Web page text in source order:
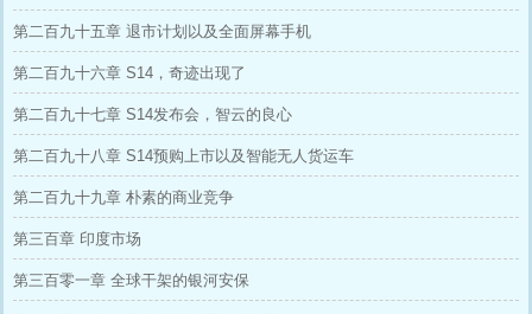
第二百九十五章 退市计划以及全面屏幕手机
第二百九十六章 S14，奇迹出现了
第二百九十七章 S14发布会，智云的良心
第二百九十八章 S14预购上市以及智能无人货运车
第二百九十九章 朴素的商业竞争
第三百章 印度市场
第三百零一章 全球干架的银河安保